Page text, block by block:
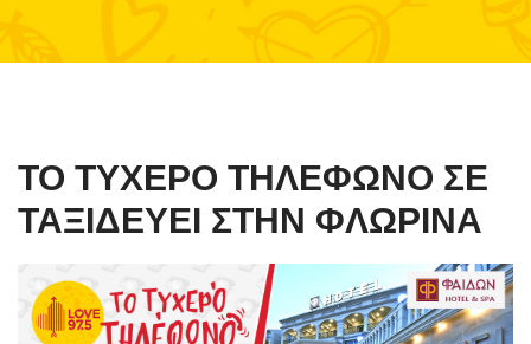
ΤΟ ΤΥΧΕΡΟ ΤΗΛΕΦΩΝΟ ΣΕ
ΤΑΞΙΔΕΥΕΙ ΣΤΗΝ ΦΛΩΡΙΝΑ